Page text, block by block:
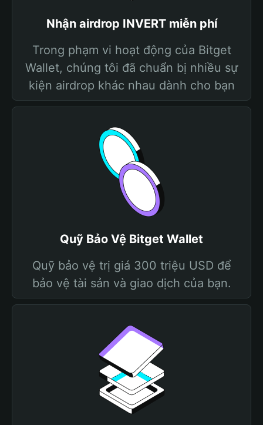
Nhận airdrop INVERT miễn phí
Trong phạm vi hoạt động của Bitget
Wallet, chúng tôi đã chuẩn bị nhiều sự
kiện airdrop khác nhau dành cho bạn
Quỹ Bảo Vệ Bitget Wallet
Quỹ bảo vệ trị giá 300 triệu USD để
bảo vệ tài sản và giao dịch của bạn.